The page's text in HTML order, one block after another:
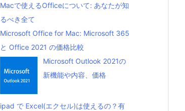
Macで使えるOfficeについて: あなたが知
るべき全て
Microsoft Office for Mac: Microsoft 365
と Office 2021 の価格比較
Microsoft Outlook 2021の
新機能や内容、価格
ipad で Excel(エクセル)は使えるの？有